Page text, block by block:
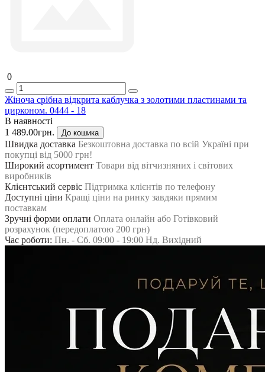
0
Жіноча срібна відкрита каблучка з золотими пластинами та
цирконом. 0444 - 18
В наявності
1 489.00грн.
До кошика
Швидка доставка Безкоштовна доставка по всій Україні при
покупці від 5000 грн!
Широкий асортимент Товари від вітчизняних і світових
виробників
Клієнтський сервіс Підтримка клієнтів по телефону
Доступні ціни Кращі ціни на ринку завдяки прямим
поставкам
Зручні форми оплати Оплата онлайн або Готівковий
розрахунок (передоплатою 200 грн)
Час роботи: Пн. - Сб. 09:00 - 19:00 Нд. Вихідний